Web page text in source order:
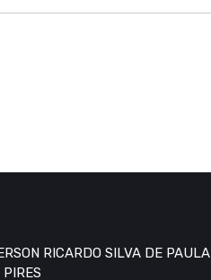
RICARDO SILVA DE PAULA